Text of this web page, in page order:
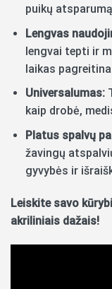
puikų
Lengvas
lengvai tepti ir
laikas
Universalumas:
kaip drobė,
Platus spalvų
žavingų
gyvybės ir
Leiskite savo
akriliniais dažais!